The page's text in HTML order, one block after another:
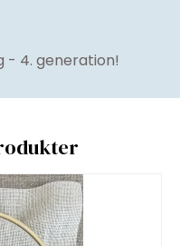
- 4. generation!